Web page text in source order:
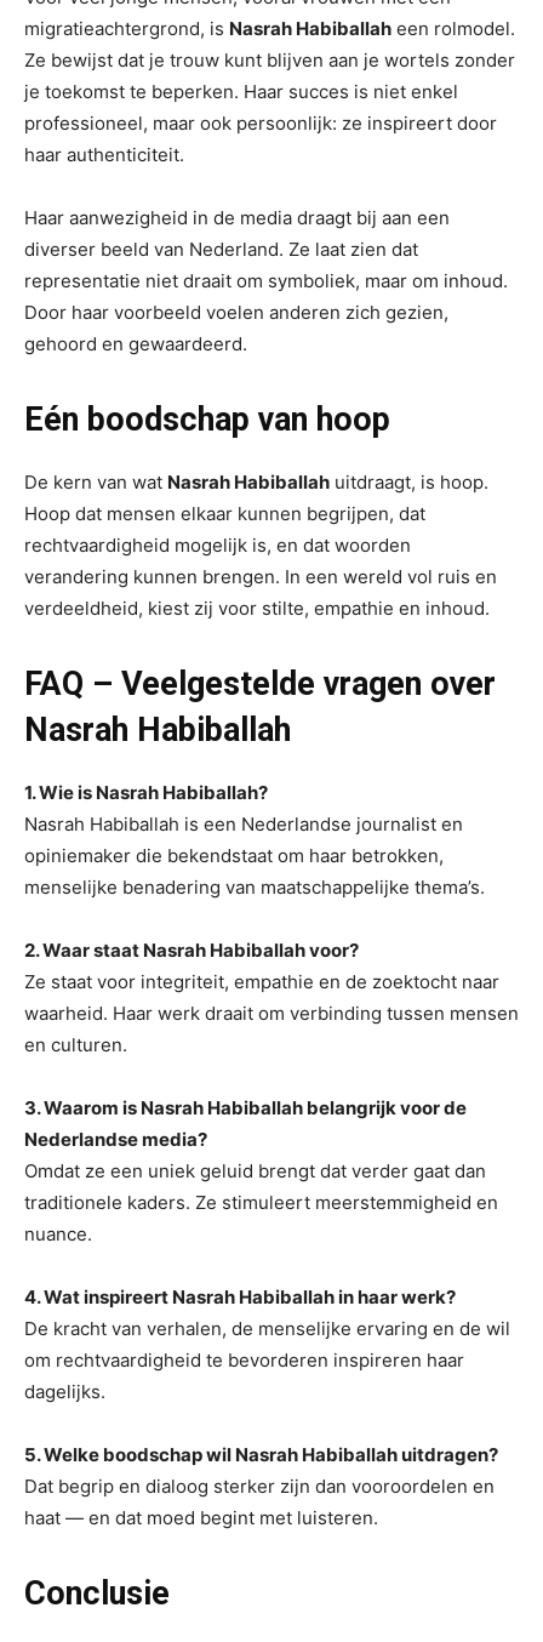
migratieachtergrond, is Nasrah Habiballah een rolmodel.
Ze bewijst dat je trouw kunt blijven aan je wortels zonder
je toekomst te beperken. Haar succes is niet enkel
professioneel, maar ook persoonlijk: ze inspireert door
haar authenticiteit.
Haar aanwezigheid in de media draagt bij aan een
diverser beeld van Nederland. Ze laat zien dat
representatie niet draait om symboliek, maar om inhoud.
Door haar voorbeeld voelen anderen zich gezien,
gehoord en gewaardeerd.
Eén boodschap van hoop
De kern van wat Nasrah Habiballah uitdraagt, is hoop.
Hoop dat mensen elkaar kunnen begrijpen, dat
rechtvaardigheid mogelijk is, en dat woorden
verandering kunnen brengen. In een wereld vol ruis en
verdeeldheid, kiest zij voor stilte, empathie en inhoud.
FAQ – Veelgestelde vragen over
Nasrah Habiballah
1. Wie is Nasrah Habiballah?
Nasrah Habiballah is een Nederlandse journalist en
opiniemaker die bekendstaat om haar betrokken,
menselijke benadering van maatschappelijke thema’s.
2. Waar staat Nasrah Habiballah voor?
Ze staat voor integriteit, empathie en de zoektocht naar
waarheid. Haar werk draait om verbinding tussen mensen
en culturen.
3. Waarom is Nasrah Habiballah belangrijk voor de
Nederlandse media?
Omdat ze een uniek geluid brengt dat verder gaat dan
traditionele kaders. Ze stimuleert meerstemmigheid en
nuance.
4. Wat inspireert Nasrah Habiballah in haar werk?
De kracht van verhalen, de menselijke ervaring en de wil
om rechtvaardigheid te bevorderen inspireren haar
dagelijks.
5. Welke boodschap wil Nasrah Habiballah uitdragen?
Dat begrip en dialoog sterker zijn dan vooroordelen en
haat — en dat moed begint met luisteren.
Conclusie